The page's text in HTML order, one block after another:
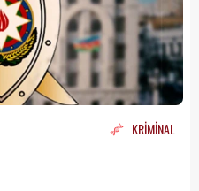
KRİMİNAL